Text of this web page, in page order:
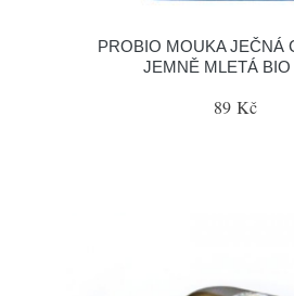
PROBIO MOUKA JEČNÁ
JEMNĚ MLETÁ BIO
89 Kč